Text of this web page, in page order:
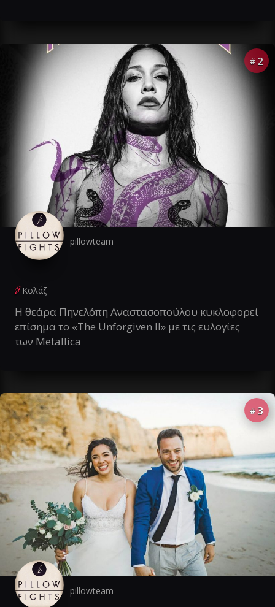
# 2
pillowteam
Κολάζ
Η θεάρα Πηνελόπη Αναστασοπούλου κυκλοφορεί
επίσημα το «The Unforgiven II» με τις ευλογίες
των Metallica
# 3
pillowteam